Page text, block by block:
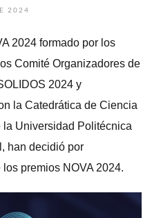
2024
2024 formado por los
Comité Organizadores de
2024 y
la Catedrática de Ciencia
Universidad Politécnica
han decidió por
premios NOVA 2024.